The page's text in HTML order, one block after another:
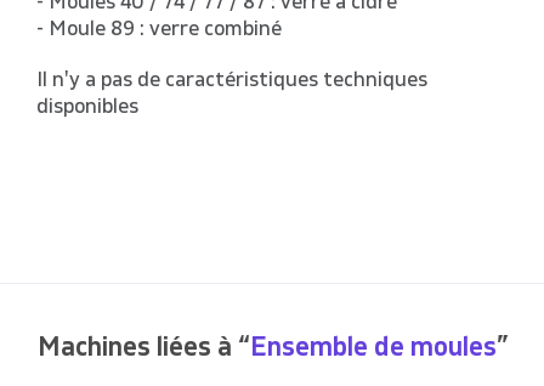
- Moule 89 : verre combiné
Il n'y a pas de caractéristiques techniques
disponibles
Machines liées à “ Ensemble de moules”